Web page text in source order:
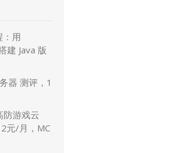
用
建 Java 版
器 测评，1
游戏云
元/月，MC